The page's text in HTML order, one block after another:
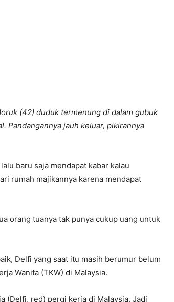
(42) duduk termenung di dalam gubuk
Pandangannya jauh keluar, pikirannya
baru saja mendapat kabar kalau
rumah majikannya karena mendapat
orang tuanya tak punya cukup uang untuk
Delfi yang saat itu masih berumur belum
Wanita (TKW) di Malaysia.
(Delfi, red) pergi kerja di Malaysia. Jadi